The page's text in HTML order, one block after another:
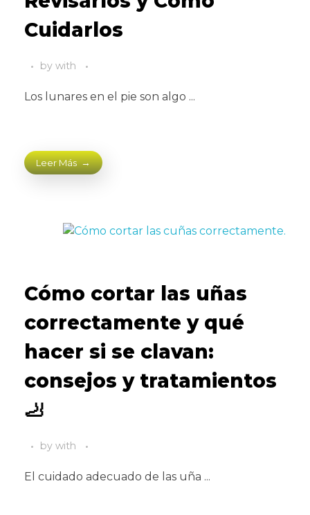
Cuidarlos
by with
Los lunares en el pie son algo ...
Leer Más
Cómo cortar las uñas
correctamente y qué
hacer si se clavan:
consejos y tratamientos
🦶
by with
El cuidado adecuado de las uña ...